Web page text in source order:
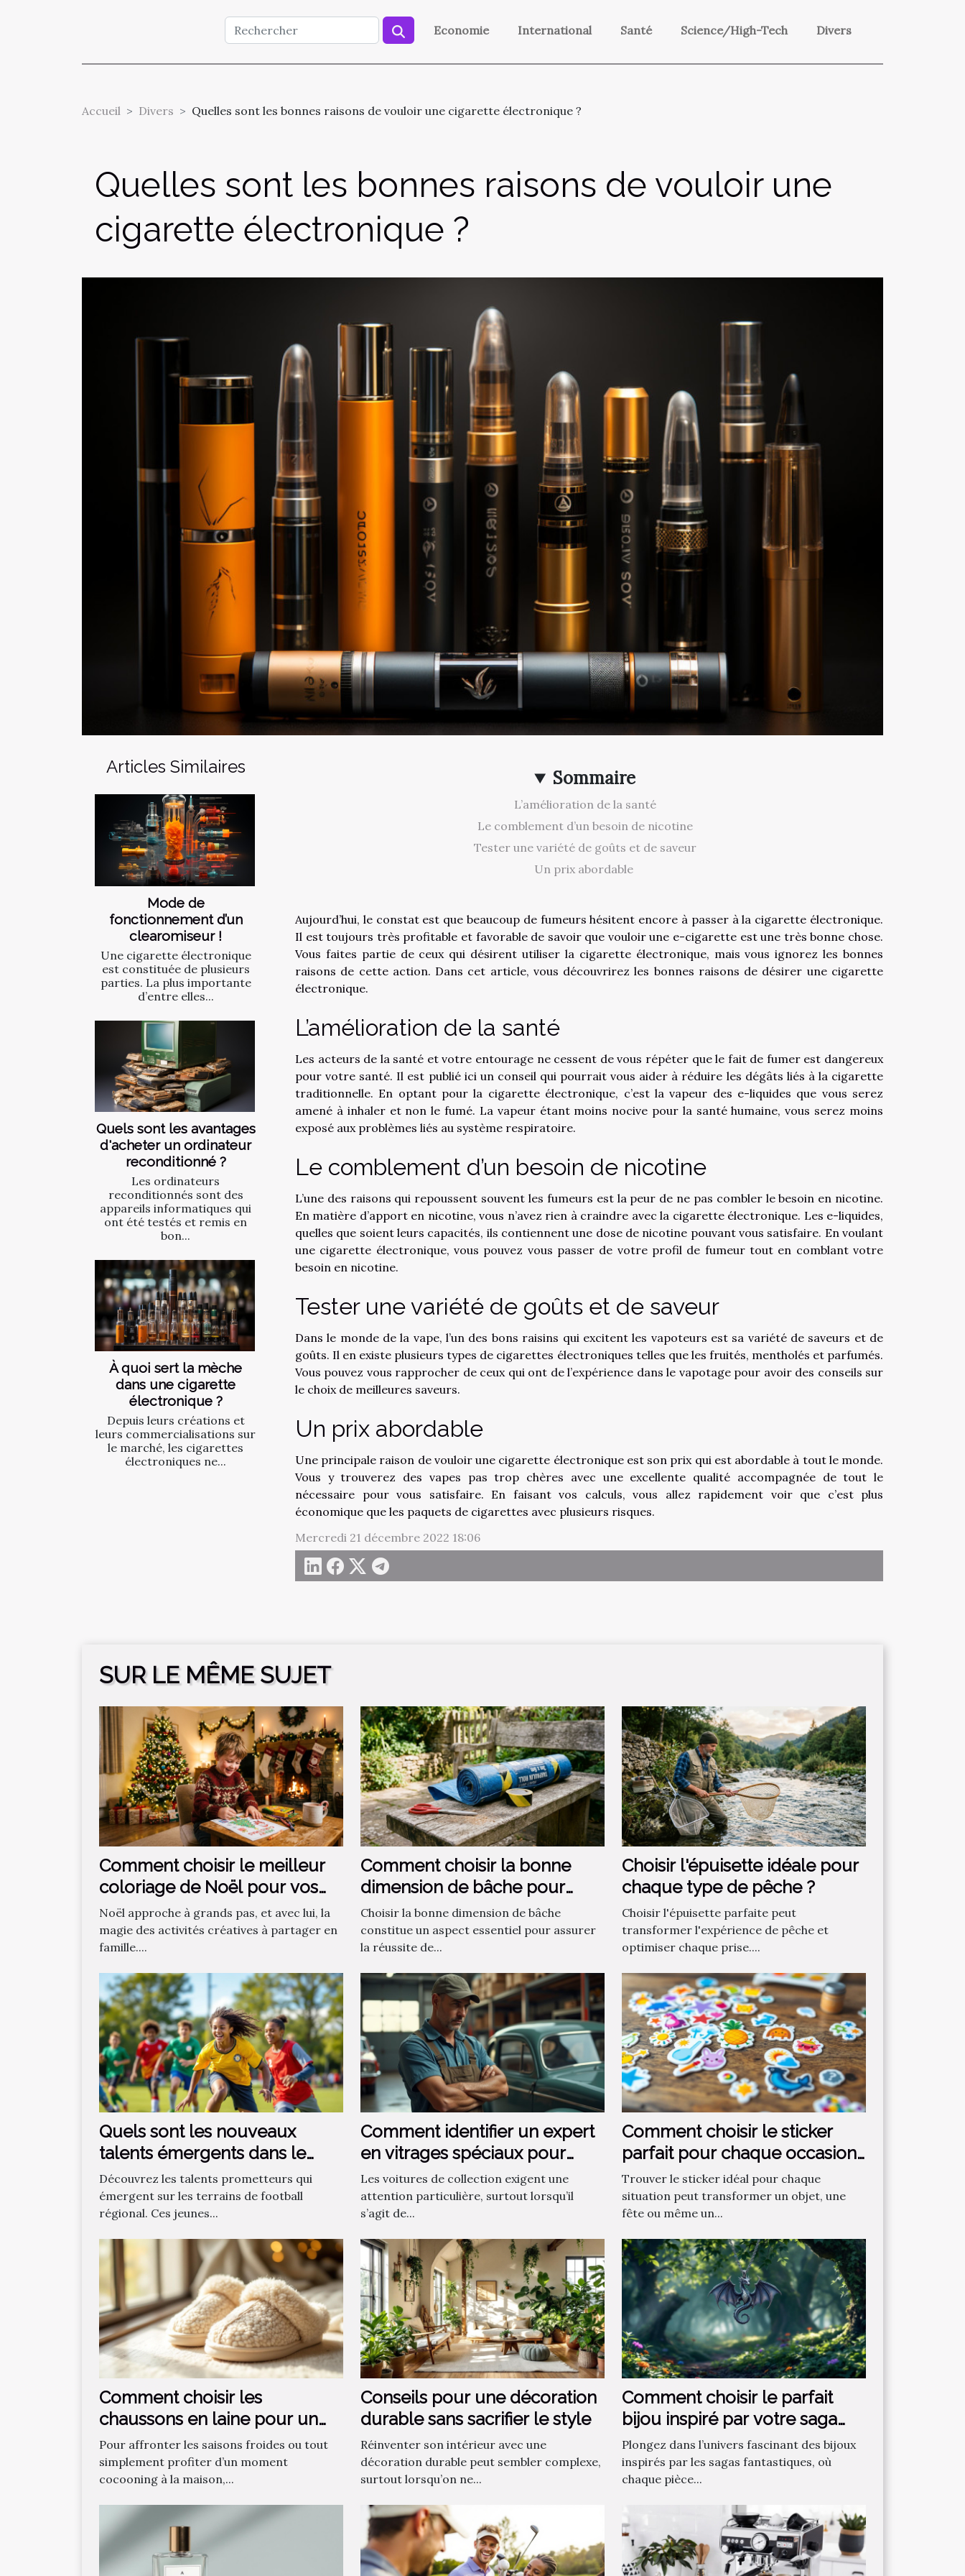
Economie International Santé Science/High-Tech Divers
Accueil Divers Quelles sont les bonnes raisons de vouloir une cigarette électronique ?
Quelles sont les bonnes raisons de vouloir une
cigarette électronique ?
Articles Similaires
Mode de
fonctionnement d’un
clearomiseur !
Une cigarette électronique
est constituée de plusieurs
parties. La plus importante
d’entre elles...
Quels sont les avantages
d'acheter un ordinateur
reconditionné ?
Les ordinateurs
reconditionnés sont des
appareils informatiques qui
ont été testés et remis en
bon...
À quoi sert la mèche
dans une cigarette
électronique ?
Depuis leurs créations et
leurs commercialisations sur
le marché, les cigarettes
électroniques ne...
Sommaire
L’amélioration de la santé
Le comblement d’un besoin de nicotine
Tester une variété de goûts et de saveur
Un prix abordable
Aujourd’hui, le constat est que beaucoup de fumeurs hésitent encore à passer à la cigarette électronique.
Il est toujours très profitable et favorable de savoir que vouloir une e-cigarette est une très bonne chose.
Vous faites partie de ceux qui désirent utiliser la cigarette électronique, mais vous ignorez les bonnes
raisons de cette action. Dans cet article, vous découvrirez les bonnes raisons de désirer une cigarette
électronique.
L’amélioration de la santé
Les acteurs de la santé et votre entourage ne cessent de vous répéter que le fait de fumer est dangereux
pour votre santé. Il est publié iciun conseil qui pourrait vous aider à réduire les dégâts liés à la cigarette
traditionnelle. En optant pour la cigarette électronique, c’est la vapeur des e-liquides que vous serez
amené à inhaler et non le fumé. La vapeur étant moins nocive pour la santé humaine, vous serez moins
exposé aux problèmes liés au système respiratoire.
Le comblement d’un besoin de nicotine
L’une des raisons qui repoussent souvent les fumeurs est la peur de ne pas combler le besoin en nicotine.
En matière d’apport en nicotine, vous n’avez rien à craindre avec la cigarette électronique. Les e-liquides,
quelles que soient leurs capacités, ils contiennent une dose de nicotine pouvant vous satisfaire. En voulant
une cigarette électronique, vous pouvez vous passer de votre profil de fumeur tout en comblant votre
besoin en nicotine.
Tester une variété de goûts et de saveur
Dans le monde de la vape, l’un des bons raisins qui excitent les vapoteurs est sa variété de saveurs et de
goûts. Il en existe plusieurs types de cigarettes électroniques telles que les fruités, mentholés et parfumés.
Vous pouvez vous rapprocher de ceux qui ont de l’expérience dans le vapotage pour avoir des conseils sur
le choix de meilleures saveurs.
Un prix abordable
Une principale raison de vouloir une cigarette électronique est son prix qui est abordable à tout le monde.
Vous y trouverez des vapes pas trop chères avec une excellente qualité accompagnée de tout le
nécessaire pour vous satisfaire. En faisant vos calculs, vous allez rapidement voir que c’est plus
économique que les paquets de cigarettes avec plusieurs risques.
Mercredi 21 décembre 2022 18:06
SUR LE MÊME SUJET
Comment choisir le meilleur
coloriage de Noël pour vos
enfants ?
Noël approche à grands pas, et avec lui, la
magie des activités créatives à partager en
famille....
Comment choisir la bonne
dimension de bâche pour
votre projet ?
Choisir la bonne dimension de bâche
constitue un aspect essentiel pour assurer
la réussite de...
Choisir l'épuisette idéale pour
chaque type de pêche ?
Choisir l'épuisette parfaite peut
transformer l'expérience de pêche et
optimiser chaque prise....
Quels sont les nouveaux
talents émergents dans le
football régional ?
Découvrez les talents prometteurs qui
émergent sur les terrains de football
régional. Ces jeunes...
Comment identifier un expert
en vitrages spéciaux pour
voitures de collection ?
Les voitures de collection exigent une
attention particulière, surtout lorsqu’il
s’agit de...
Comment choisir le sticker
parfait pour chaque occasion
?
Trouver le sticker idéal pour chaque
situation peut transformer un objet, une
fête ou même un...
Comment choisir les
chaussons en laine pour un
confort optimal ?
Pour affronter les saisons froides ou tout
simplement profiter d’un moment
cocooning à la maison,...
Conseils pour une décoration
durable sans sacrifier le style
Réinventer son intérieur avec une
décoration durable peut sembler complexe,
surtout lorsqu’on ne...
Comment choisir le parfait
bijou inspiré par votre saga
fantastique préférée ?
Plongez dans l’univers fascinant des bijoux
inspirés par les sagas fantastiques, où
chaque pièce...